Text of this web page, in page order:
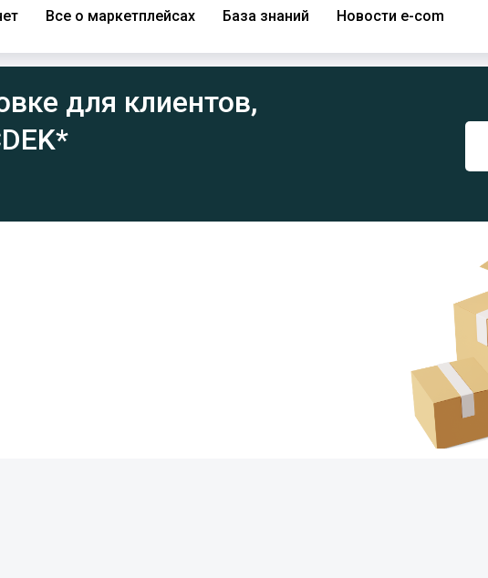
Все о маркетплейсах База знаний Новости e-com
для клиентов,